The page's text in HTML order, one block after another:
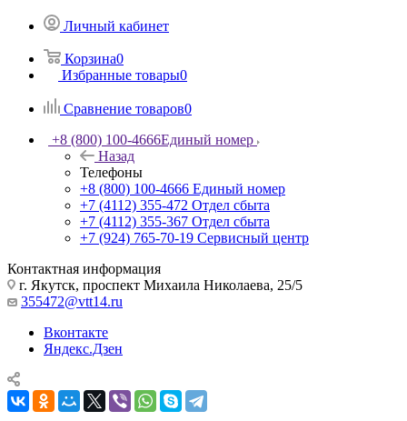
Личный кабинет
Корзина0
Избранные товары0
Сравнение товаров0
+8 (800) 100-4666Единый номер
Назад
Телефоны
+8 (800) 100-4666 Единый номер
+7 (4112) 355-472 Отдел сбыта
+7 (4112) 355-367 Отдел сбыта
+7 (924) 765-70-19 Сервисный центр
Контактная информация
г. Якутск, проспект Михаила Николаева, 25/5
355472@vtt14.ru
Вконтакте
Яндекс.Дзен